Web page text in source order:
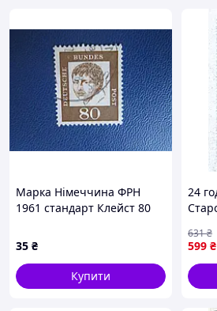
Марка Німеччина ФРН
1961 стандарт Клейст 80
35 ₴
Купити
24
599 ₴
631₴